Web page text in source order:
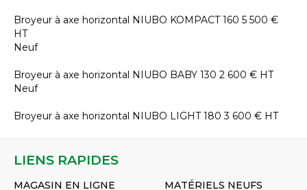
Broyeur à axe horizontal NIUBO KOMPACT 160 5 500 €
HT
Neuf
Broyeur à axe horizontal NIUBO BABY 130 2 600 € HT
Neuf
Broyeur à axe horizontal NIUBO LIGHT 180 3 600 € HT
LIENS RAPIDES
MAGASIN EN LIGNE MATÉRIELS NEUFS